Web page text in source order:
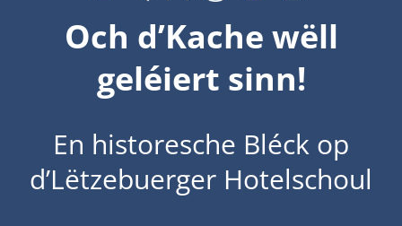
Och d’Kache wëll
geléiert sinn!
En historesche Bléck op
d’Lëtzebuerger Hotelschoul